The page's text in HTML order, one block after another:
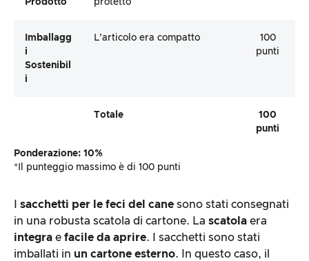
Prodotto protetto
Imballagg
I
Sostenibil
I
L’articolo era compatto
100
punti
Totale
100
punti
Ponderazione: 10%
*Il punteggio massimo è di 100 punti
sacchetti per le feci del cane sono stati consegnati
in una robusta scatola di cartone. La scatola era
integra e facile da aprire. I sacchetti sono stati
imballati in un cartone esterno. In questo caso, il